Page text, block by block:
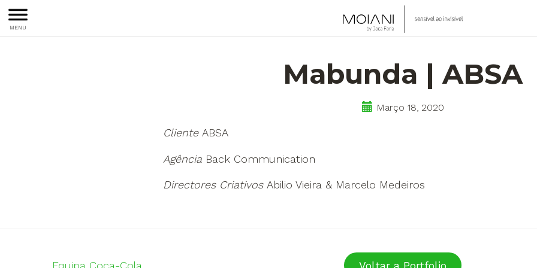
MENU
Mabunda | ABSA
Março 18, 2020
ClienteABSA
Agência Back Communication
Directores CriativosAbilio Vieira & Marcelo Medeiros
Voltar a Portfolio
Equipa Coca-Cola